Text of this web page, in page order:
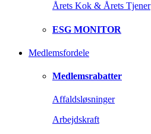
Årets Kok & Årets Tjener
ESG MONITOR
Medlemsfordele
Medlemsrabatter
Affaldsløsninger
Arbejdskraft